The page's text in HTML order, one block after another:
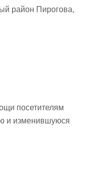
район Пирогова,
посетителям
и изменившуюся